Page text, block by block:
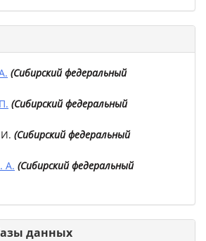
(Сибирский федеральный
(Сибирский федеральный
(Сибирский федеральный
А. (Сибирский федеральный
данных